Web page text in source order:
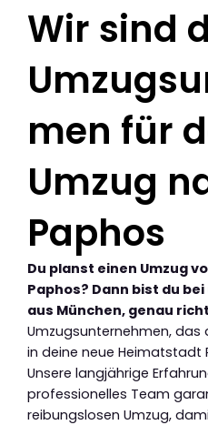
Wir sind
men für
Umzug
Paphos
Du planst einen Umzug
Paphos? Dann bist du
aus München, genau
Umzugsunternehmen, das
in deine neue Heimatstadt
Unsere langjährige
professionelles Team
reibungslosen Umzug,